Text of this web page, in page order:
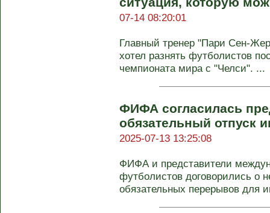
07-14 08:20:01
Главный тренер "Пари Сен-
хотел разнять футболистов
чемпионата мира с "Челси". ...
ФИФА согласилась
обязательный отпуск
2025-07-13 13:25:08
ФИФА и представители
футболистов договорились о
обязательных перерывов для